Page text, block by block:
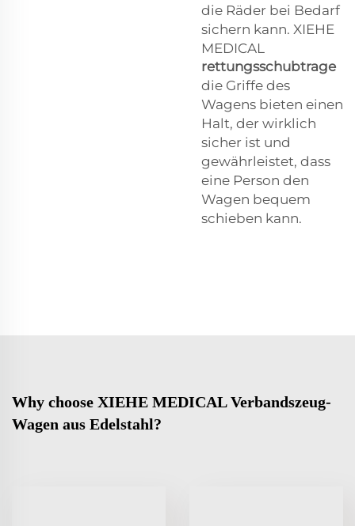
die Räder bei Bedarf
sichern kann. XIEHE
MEDICAL
rettungsschubtrage
die Griffe des
Wagens bieten einen
Halt, der wirklich
sicher ist und
gewährleistet, dass
eine Person den
Wagen bequem
schieben kann.
Why choose XIEHE MEDICAL Verbandszeug-
Wagen aus Edelstahl?